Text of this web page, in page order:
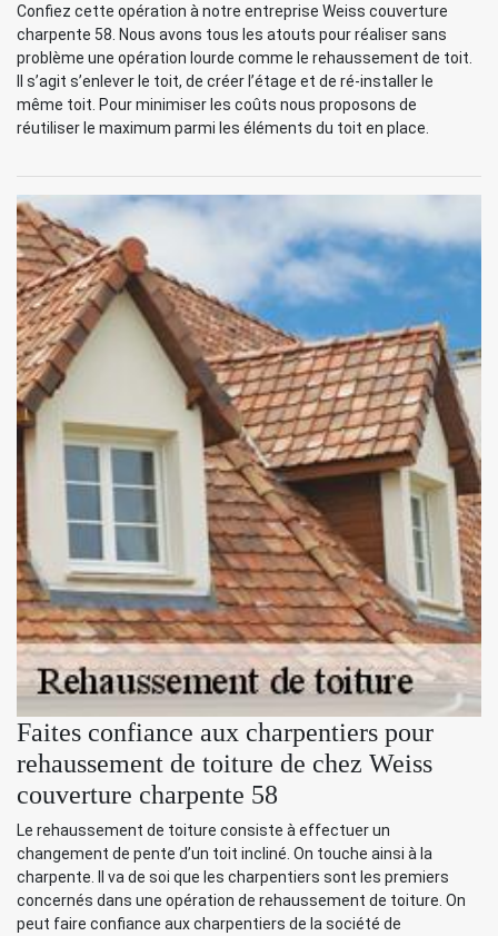
Confiez cette opération à notre entreprise Weiss couverture
charpente 58. Nous avons tous les atouts pour réaliser sans
problème une opération lourde comme le rehaussement de toit.
Il s’agit s’enlever le toit, de créer l’étage et de ré-installer le
même toit. Pour minimiser les coûts nous proposons de
réutiliser le maximum parmi les éléments du toit en place.
Faites confiance aux charpentiers pour
rehaussement de toiture de chez Weiss
couverture charpente 58
Le rehaussement de toiture consiste à effectuer un
changement de pente d’un toit incliné. On touche ainsi à la
charpente. Il va de soi que les charpentiers sont les premiers
concernés dans une opération de rehaussement de toiture. On
peut faire confiance aux charpentiers de la société de